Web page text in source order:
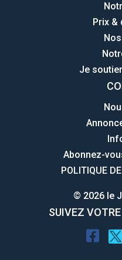
Prix &
Je
Abonnez-
POLITIQUE
© 2026 le
SUIVEZ